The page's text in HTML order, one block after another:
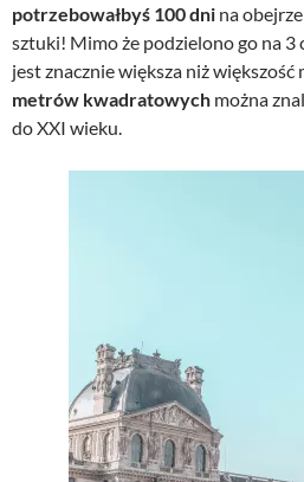
potrzebowałbyś 100 dni na
sztuki! Mimo że podzielono go na 3
jest znacznie większa niż większość
metrów kwadratowych można
do XXI wieku.